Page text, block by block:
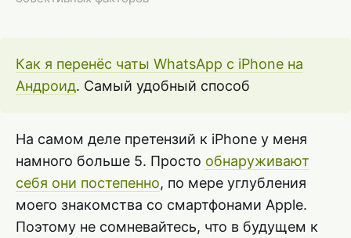
Как я перенёс чаты WhatsApp с iPhone на
Андроид. Самый удобный способ
На самом деле претензий к iPhone у меня
намного больше 5. Просто обнаруживают
себя они постепенно, по мере углубления
моего знакомства со смартфонами Apple.
Поэтому не сомневайтесь, что в будущем к